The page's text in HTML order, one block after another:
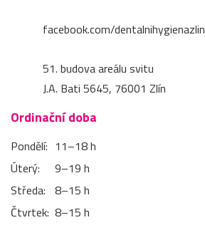
facebook.com/dentalnihygienazlin
51. budova areálu svitu
J.A. Bati 5645, 76001 Zlín
Ordinační doba
Pondělí: 11–⁠18 h
Úterý:
9–⁠19 h
Středa: 8–⁠15 h
Čtvrtek: 8–⁠15 h